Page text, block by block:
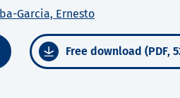
Garcia, Ernesto
Free download (PDF,